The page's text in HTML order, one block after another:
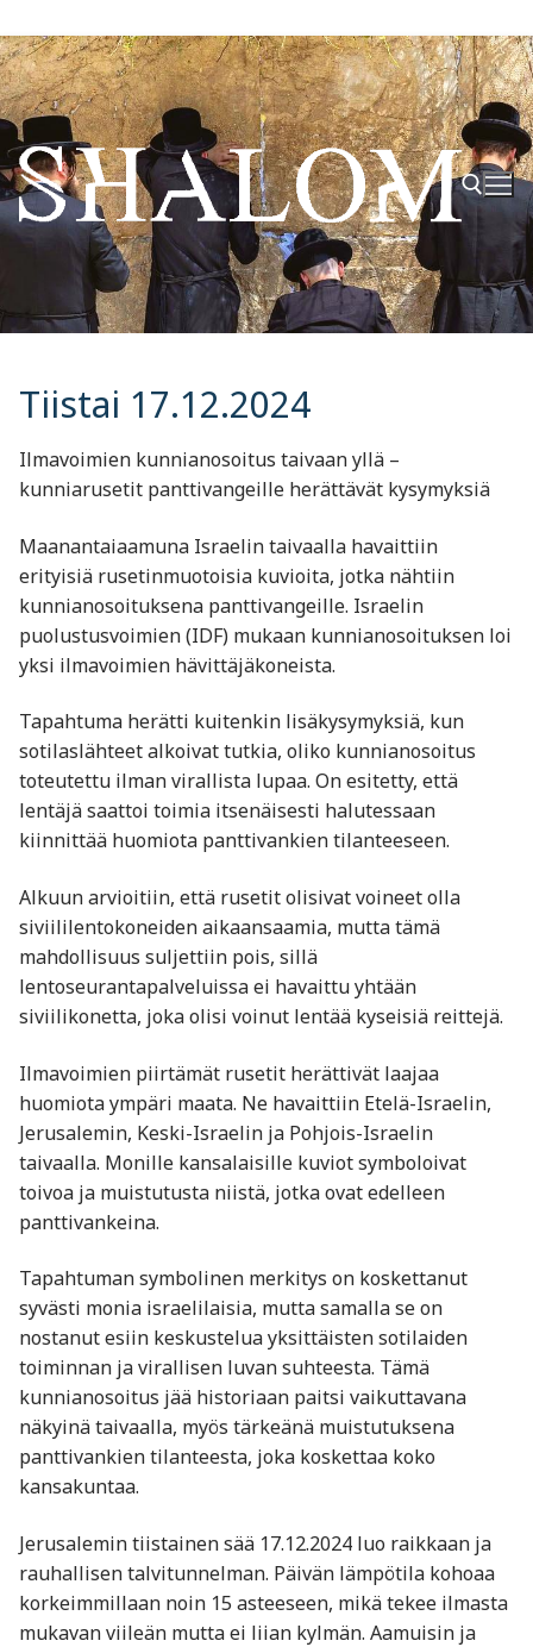
Hyppää
sisältöön
Hae:
Tiistai 17.12.2024
Ilmavoimien kunnianosoitus taivaan yllä –
kunniarusetit panttivangeille herättävät kysymyksiä
Maanantaiaamuna Israelin taivaalla havaittiin
erityisiä rusetinmuotoisia kuvioita, jotka nähtiin
kunnianosoituksena panttivangeille. Israelin
puolustusvoimien (IDF) mukaan kunnianosoituksen loi
yksi ilmavoimien hävittäjäkoneista.
Tapahtuma herätti kuitenkin lisäkysymyksiä, kun
sotilaslähteet alkoivat tutkia, oliko kunnianosoitus
toteutettu ilman virallista lupaa. On esitetty, että
lentäjä saattoi toimia itsenäisesti halutessaan
kiinnittää huomiota panttivankien tilanteeseen.
Alkuun arvioitiin, että rusetit olisivat voineet olla
siviililentokoneiden aikaansaamia, mutta tämä
mahdollisuus suljettiin pois, sillä
lentoseurantapalveluissa ei havaittu yhtään
siviilikonetta, joka olisi voinut lentää kyseisiä reittejä.
Ilmavoimien piirtämät rusetit herättivät laajaa
huomiota ympäri maata. Ne havaittiin Etelä-Israelin,
Jerusalemin, Keski-Israelin ja Pohjois-Israelin
taivaalla. Monille kansalaisille kuviot symboloivat
toivoa ja muistutusta niistä, jotka ovat edelleen
panttivankeina.
Tapahtuman symbolinen merkitys on koskettanut
syvästi monia israelilaisia, mutta samalla se on
nostanut esiin keskustelua yksittäisten sotilaiden
toiminnan ja virallisen luvan suhteesta. Tämä
kunnianosoitus jää historiaan paitsi vaikuttavana
näkyinä taivaalla, myös tärkeänä muistutuksena
panttivankien tilanteesta, joka koskettaa koko
kansakuntaa.
Jerusalemin tiistainen sää 17.12.2024 luo raikkaan ja
rauhallisen talvitunnelman. Päivän lämpötila kohoaa
korkeimmillaan noin 15 asteeseen, mikä tekee ilmasta
mukavan viileän mutta ei liian kylmän. Aamuisin ja